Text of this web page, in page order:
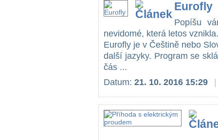
Eurofly
Popíšu
nevidomé, která letos
Eurofly je v Češtině nebo
další jazyky. Program se
čás ...
Datum: 21. 10. 2016 15:29